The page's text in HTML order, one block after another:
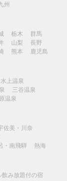
州
栃木
群馬
山梨
長野
熊本 鹿児島
水上温泉
三谷温泉
温泉
佐美・川奈
・南飛騨 熱海
飲み放題付の宿